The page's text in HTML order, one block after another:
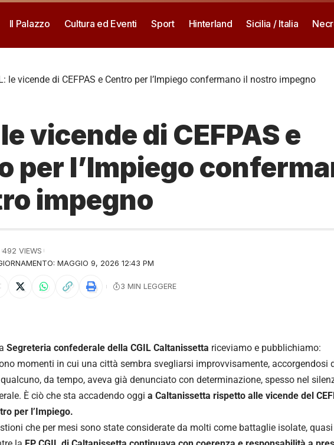
Il Palazzo Cultura ed Eventi Sport Hinterland Sicilia / Italia
le vicende di CEFPAS e Centro per l’Impiego confermano il nostro impegno
vicende di CEFPAS e
per l’Impiego
impegno
MAGGIO 9, 2026 12:43 PM
492 VIEWS
3 MIN LEGGERE
Segreteria confederale della CGIL Caltanissetta riceviamo e pubblichiamo:
momenti in cui una città sembra svegliarsi improvvisamente, accorgendosi
da tempo, aveva già denunciato con determinazione, spesso nel
È ciò che sta accadendo oggi a Caltanissetta rispetto alle vicende del
per l’Impiego.
che per mesi sono state considerate da molti come battaglie isolate,